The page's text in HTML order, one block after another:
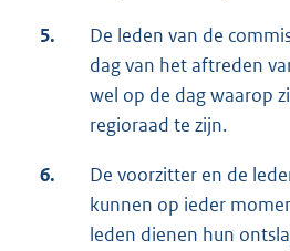
5.
De leden van de
dag van het aftreden
wel op de dag waarop
regioraad te zijn.
6.
De voorzitter en de
kunnen op ieder
leden dienen hun